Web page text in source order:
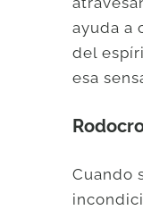
ayuda a
del
esa
Cuando